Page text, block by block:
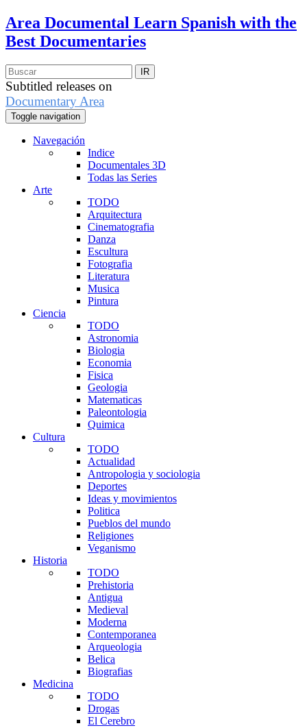
Area Documental Learn Spanish with the
Best Documentaries
Subtitled releases on
Documentary Area
Toggle navigation
Navegación
Indice
Documentales 3D
Todas las Series
Arte
TODO
Arquitectura
Cinematografia
Danza
Escultura
Fotografia
Literatura
Musica
Pintura
Ciencia
TODO
Astronomia
Biologia
Economia
Fisica
Geologia
Matematicas
Paleontologia
Quimica
Cultura
TODO
Actualidad
Antropologia y sociologia
Deportes
Ideas y movimientos
Politica
Pueblos del mundo
Religiones
Veganismo
Historia
TODO
Prehistoria
Antigua
Medieval
Moderna
Contemporanea
Arqueologia
Belica
Biografias
Medicina
TODO
Drogas
El Cerebro